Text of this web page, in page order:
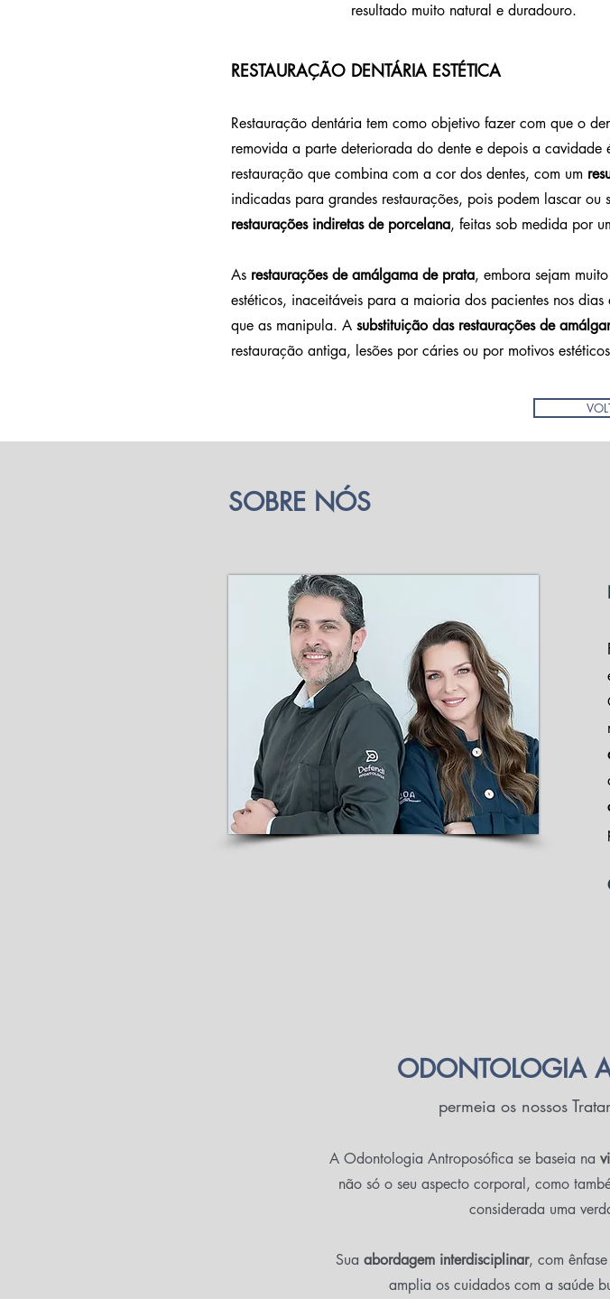
resultado muito natural e duradouro.
RESTAURAÇÃO DENTÁRIA ESTÉTICA
Restauração dentária tem como objetivo fazer com que o
removida a parte deteriorada do dente e depois a
restauração que combina com a cor dos dentes, com um
indicadas para grandes restaurações, pois podem lascar
restaurações indiretas de porcelana, feitas sob medida por
As restaurações de amálgama de prata, embora sejam
estéticos, inaceitáveis para a maioria dos pacientes nos
que as manipula. A substituição das restaurações de
restauração antiga, lesões por cáries ou por motivos
SOBRE NÓS
ODONTOLOGIA
permeia os nossos
A Odontologia Antroposófica se baseia na
não só o seu aspecto corporal, como
considerada uma
Sua abordagem interdisciplinar, com ê
amplia os cuidados com a saúde